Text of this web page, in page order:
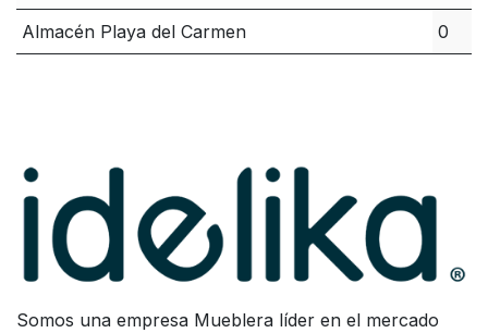
Almacén Playa del Carmen 0
Somos una empresa Mueblera líder en el mercado